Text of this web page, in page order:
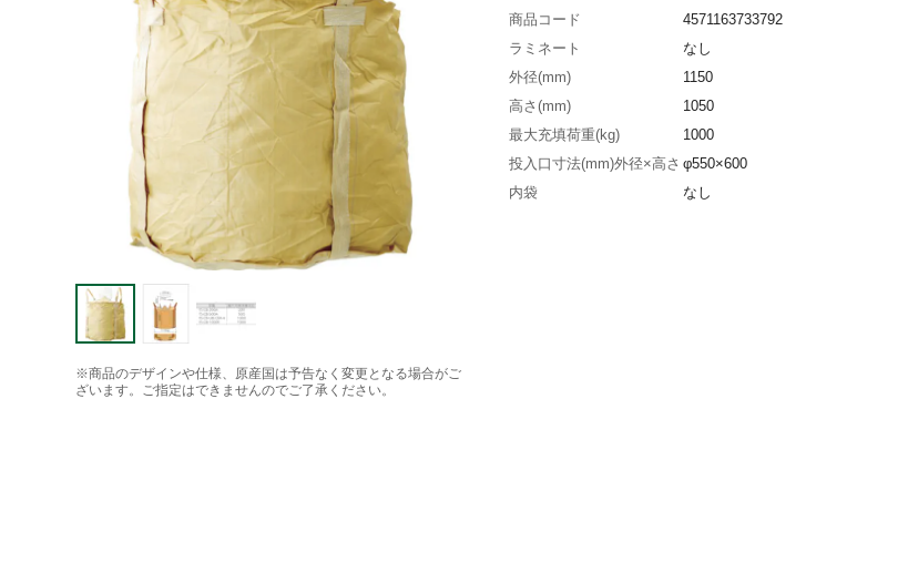
※商品のデザインや仕様、原産国は予告なく変更となる場合がご
ざいます。ご指定はできませんのでご了承ください。
商品コード
4571163733792
ラミネート
なし
外径(mm)
1150
高さ(mm)
1050
最大充填荷重(kg)
1000
投入口寸法(mm)外径×高さ φ550×600
内袋
なし